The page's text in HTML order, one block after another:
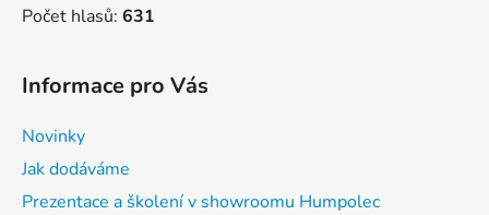
Počet hlasů: 631
Informace pro Vás
Novinky
Jak dodáváme
Prezentace a školení v showroomu Humpolec